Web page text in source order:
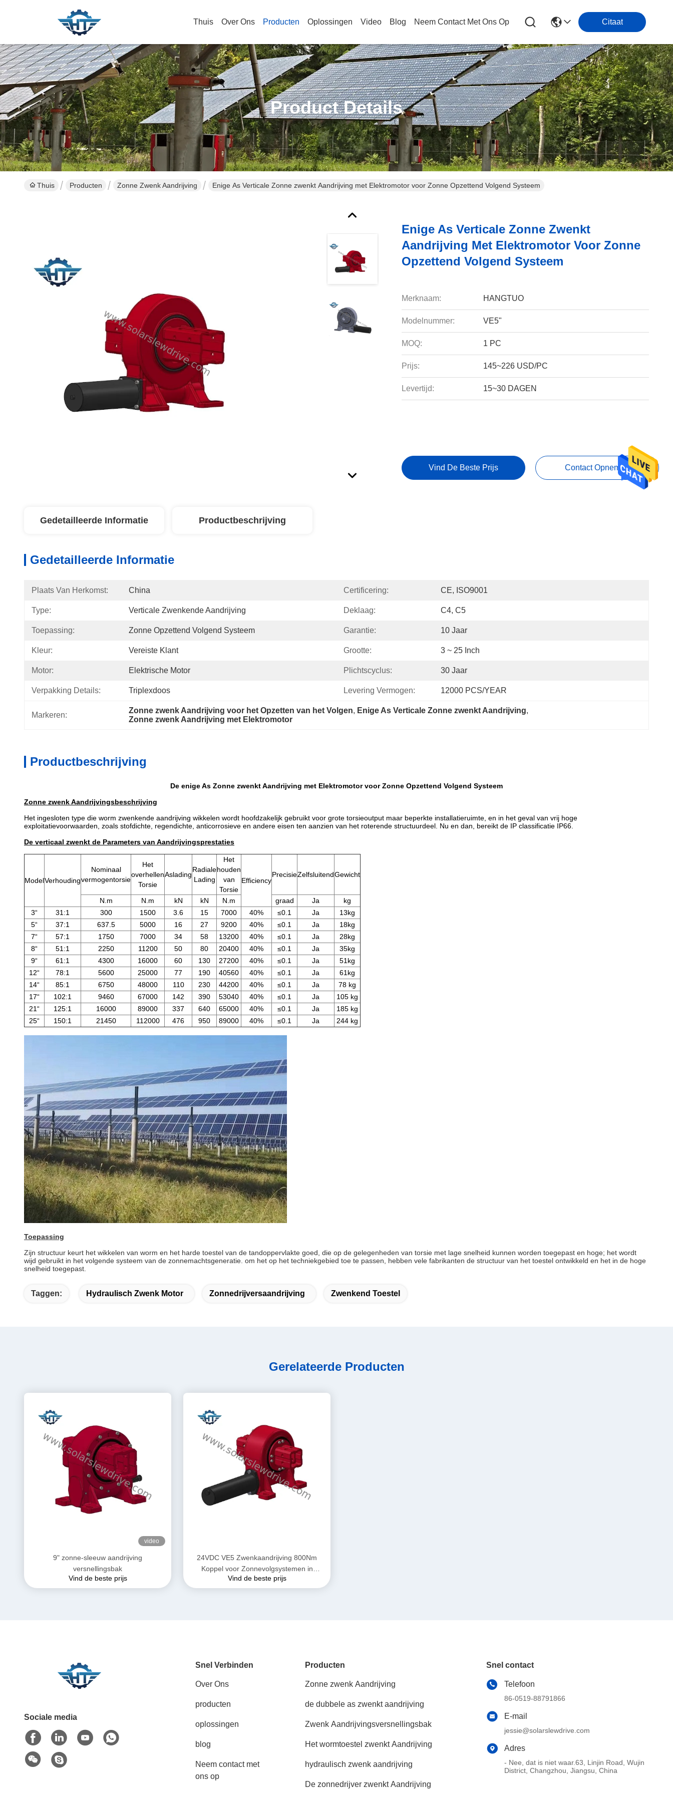
Thuis Over Ons Producten Oplossingen Video Blog Neem Contact Met Ons Op Citaat
Product Details
Thuis Producten Zonne Zwenk Aandrijving Enige As Verticale Zonne zwenkt Aandrijving met Elektromotor voor Zonne Opzettend Volgend Systeem
Enige As Verticale Zonne Zwenkt
Aandrijving Met Elektromotor Voor Zonne
Opzettend Volgend Systeem
Merknaam: HANGTUO
Modelnummer: VE5"
MOQ: 1 PC
Prijs: 145~226 USD/PC
Levertijd: 15~30 DAGEN
Vind De Beste Prijs Contact Opnemen
Gedetailleerde Informatie Productbeschrijving
Gedetailleerde Informatie
Plaats Van Herkomst: China Certificering: CE, ISO9001
Type: Verticale Zwenkende Aandrijving Deklaag: C4, C5
Toepassing: Zonne Opzettend Volgend Systeem Garantie: 10 Jaar
Kleur: Vereiste Klant Grootte: 3 ~ 25 Inch
Motor: Elektrische Motor Plichtscyclus: 30 Jaar
Verpakking Details: Triplexdoos Levering Vermogen: 12000 PCS/YEAR
Markeren:
Zonne zwenk Aandrijving voor het Opzetten van het Volgen, Enige As Verticale Zonne zwenkt Aandrijving,
Zonne zwenk Aandrijving met Elektromotor
Productbeschrijving
De enige As Zonne zwenkt Aandrijving met Elektromotor voor Zonne Opzettend Volgend Systeem
Zonne zwenk Aandrijvingsbeschrijving
Het ingesloten type die worm zwenkende aandrijving wikkelen wordt hoofdzakelijk gebruikt voor grote torsieoutput maar beperkte installatieruimte, en in het geval van vrij hoge
exploitatievoorwaarden, zoals stofdichte, regendichte, anticorrosieve en andere eisen ten aanzien van het roterende structuurdeel. Nu en dan, bereikt de IP classificatie IP66.
De verticaal zwenkt de Parameters van Aandrijvingsprestaties
ModelVerhouding
Nominaal
vermogentorsie
Het
overhellen
Torsie
Aslading
Radiale
Lading
Het
houden
van
Torsie
Efficiency
PrecisieZelfsluitendGewicht
N.m N.m kN kN N.m graad Ja
kg
3“
31:1 300 1500 3.6 15 7000 40% ≤0.1 Ja
13kg
5“
37:1 637.5 5000 16 27 9200 40% ≤0.1 Ja
18kg
7“
57:1 1750 7000 34 58 13200 40% ≤0.1 Ja
28kg
8“
51:1 2250 11200 50 80 20400 40% ≤0.1 Ja
35kg
9“
61:1 4300 16000 60 130 27200 40% ≤0.1 Ja
51kg
12“
78:1 5600 25000 77 190 40560 40% ≤0.1 Ja
61kg
14“
85:1 6750 48000 110 230 44200 40% ≤0.1 Ja
78 kg
17“
102:1 9460 67000 142 390 53040 40% ≤0.1 Ja
105 kg
21“
125:1 16000 89000 337 640 65000 40% ≤0.1 Ja
185 kg
25“
150:1 21450 112000 476 950 89000 40% ≤0.1 Ja 244 kg
Toepassing
Zijn structuur keurt het wikkelen van worm en het harde toestel van de tandoppervlakte goed, die op de gelegenheden van torsie met lage snelheid kunnen worden toegepast en hoge; het wordt
wijd gebruikt in het volgende systeem van de zonnemachtsgeneratie. om het op het techniekgebied toe te passen, hebben vele fabrikanten de structuur van het toestel ontwikkeld en het in de hoge
snelheid toegepast.
Taggen: Hydraulisch Zwenk Motor Zonnedrijversaandrijving Zwenkend Toestel
Gerelateerde Producten
video
9" zonne-sleeuw aandrijving
versnellingsbak
Vind de beste prijs
24VDC VE5 Zwenkaandrijving 800Nm
Koppel voor Zonnevolgsystemen in
Parabolische Troggen
Vind de beste prijs
Sociale media
Snel Verbinden
Over Ons
producten
oplossingen
blog
Neem contact met
ons op
Producten
Zonne zwenk Aandrijving
de dubbele as zwenkt aandrijving
Zwenk Aandrijvingsversnellingsbak
Het wormtoestel zwenkt Aandrijving
hydraulisch zwenk aandrijving
De zonnedrijver zwenkt Aandrijving
Snel contact
Telefoon
86-0519-88791866
E-mail
jessie@solarslewdrive.com
Adres
- Nee, dat is niet waar.63, Linjin Road, Wujin
District, Changzhou, Jiangsu, China